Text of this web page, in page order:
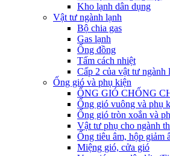
Kho lạnh dân dụng
Vật tư ngành lạnh
Bộ chia gas
Gas lạnh
Ống đồng
Tấm cách nhiệt
Cấp 2 của vật tư ngành
Ống gió và phụ kiện
ỐNG GIÓ CHỐNG
Ống gió vuông và phụ
Ống gió tròn xoắn và
Vật tư phụ cho ngành
Ống tiêu âm, hộp giảm
Miệng gió, cửa gió